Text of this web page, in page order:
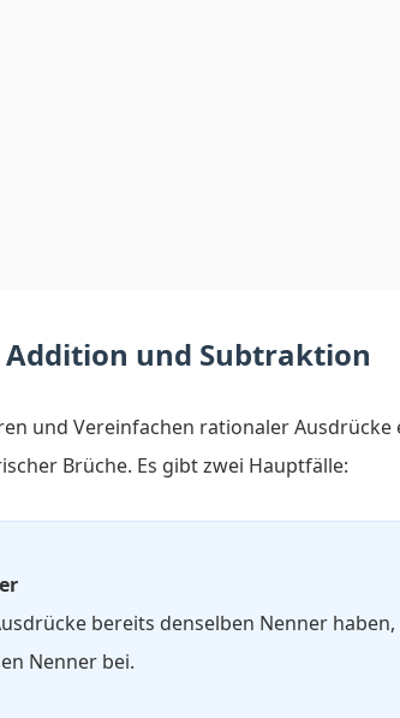
Addition und Subtraktion
und Vereinfachen rationaler
Brüche. Es gibt zwei Hauptfälle:
bereits denselben Nenner
Nenner bei.